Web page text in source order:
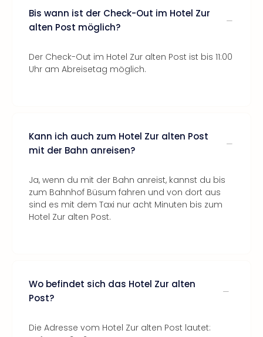
Bis wann ist der Check-Out im Hotel Zur
alten Post möglich?
Der Check-Out im Hotel Zur alten Post ist bis 11:00
Uhr am Abreisetag möglich.
Kann ich auch zum Hotel Zur alten Post
mit der Bahn anreisen?
Ja, wenn du mit der Bahn anreist, kannst du bis
zum Bahnhof Büsum fahren und von dort aus
sind es mit dem Taxi nur acht Minuten bis zum
Hotel Zur alten Post.
Wo befindet sich das Hotel Zur alten
Post?
Die Adresse vom Hotel Zur alten Post lautet: